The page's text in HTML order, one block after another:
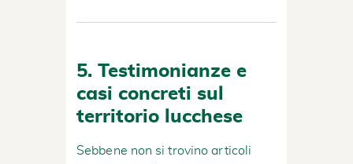
5. Testimonianze e
casi concreti sul
territorio lucchese
Sebbene non si trovino articoli